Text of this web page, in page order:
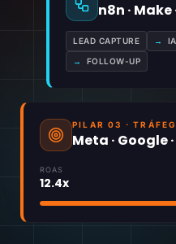
n8n ·
LEAD CAPTURE →
→ FOLLOW-UP
PILAR 03 ·
Meta · Google
ROAS
12.4x